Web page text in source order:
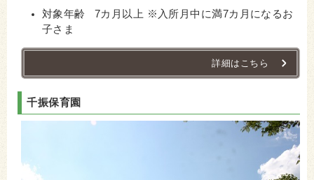
対象年齢 7カ月以上 ※入所月中に満7カ月になるお
子さま
詳細はこちら
千振保育園